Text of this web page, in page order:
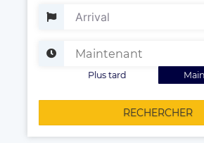
Plus tard
RECHERCHER